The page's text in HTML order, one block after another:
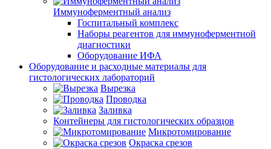
Иммуноферментный анализ
Госпитальный комплекс
Наборы реагентов для иммуноферментной
диагностики
Оборудование ИФА
Оборудование и расходные материалы для
гистологических лабораторий
Вырезка
Проводка
Заливка
Контейнеры для гистологических образцов
Микротомирование
Окраска срезов